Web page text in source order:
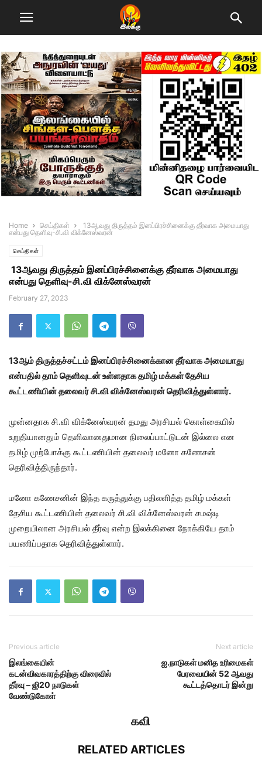
Home செய்திகள்
13ஆவது திருத்தம் இனப்பிரச்சினைக்கு தீர்வாக அமையாது
என்பது தெளிவு-சி.வி விக்னேஸ்வரன்
செய்திகள்
13ஆவது திருத்தம் இனப்பிரச்சினைக்கு தீர்வாக அமையாது
என்பது தெளிவு-சி.வி விக்னேஸ்வரன்
February 27, 2023
13ஆம் திருத்தச்சட்டம் இனப்பிரச்சினைக்கான தீர்வாக அமையாது
என்பதில் தாம் தெளிவுடன் உள்ளதாக தமிழ் மக்கள் தேசிய
கூட்டணியின் தலைவர் சி.வி விக்னேஸ்வரன் தெரிவித்துள்ளார்.
முன்னதாக சி.வி விக்னேஸ்வரன் தமது அரசியல் கொள்கையில்
உறுதியானதும் தெளிவானதுமான நிலைப்பாட்டுடன் இல்லை என
தமிழ் முற்போக்கு கூட்டணியின் தலைவர் மனோ கணேசன்
தெரிவித்திருந்தார்.
மனோ கணேசனின் இந்த கருத்துக்கு பதிலளித்த தமிழ் மக்கள்
தேசிய கூட்டணியின் தலைவர் சி.வி விக்னேஸ்வரன் சமஷ்டி
முறையிலான அரசியல் தீர்வு என்ற இலக்கினை நோக்கியே தாம்
பயணிப்பதாக தெரிவித்துள்ளார்.
Previous article
இலங்கையின்
கடன்விவகாரத்திற்கு விரைவில்
தீர்வு – ஜி20 நாடுகள்
வேண்டுகோள்
Next article
ஐ.நாடுகள் மனித உரிமைகள்
பேரவையின் 52 ஆவது
கூட்டத்தொடர் இன்று
கவி
RELATED ARTICLES